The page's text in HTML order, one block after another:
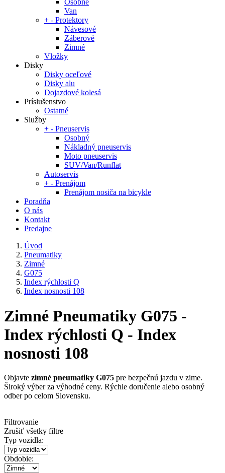
Osobné
Van
+ - Protektory
Návesové
Záberové
Zimné
Vložky
Disky
Disky oceľové
Disky alu
Dojazdové kolesá
Príslušenstvo
Ostatné
Služby
+ - Pneuservis
Osobný
Nákladný pneuservis
Moto pneuservis
SUV/Van/Runflat
Autoservis
+ - Prenájom
Prenájom nosiča na bicykle
Poradňa
O nás
Kontakt
Predajne
Úvod
Pneumatiky
Zimné
G075
Index rýchlosti Q
Index nosnosti 108
Zimné Pneumatiky G075 -
Index rýchlosti Q - Index
nosnosti 108
Objavte zimné pneumatiky G075 pre bezpečnú jazdu v zime.
Široký výber za výhodné ceny. Rýchle doručenie alebo osobný
odber po celom Slovensku.
Filtrovanie
Zrušiť všetky filtre
Typ vozidla:
Obdobie: